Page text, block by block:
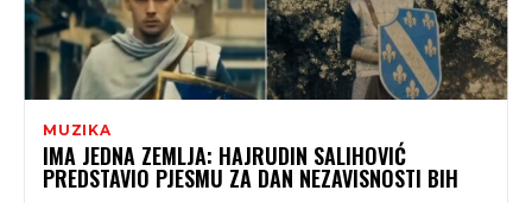
MUZIKA
IMA JEDNA ZEMLJA: HAJRUDIN SALIHOVIĆ
PREDSTAVIO PJESMU ZA DAN NEZAVISNOSTI BIH